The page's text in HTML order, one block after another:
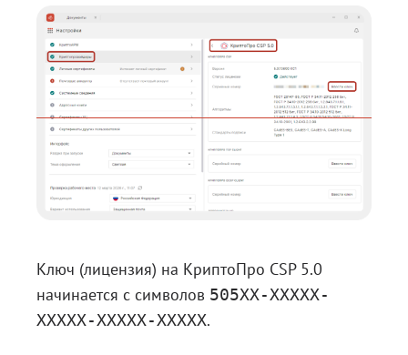
Ключ (лицензия) на КриптоПро CSP 5.0
начинается с символов 505ХХ-ХХХХХ-
ХХХХХ-ХХХХХ-ХХХХХ.